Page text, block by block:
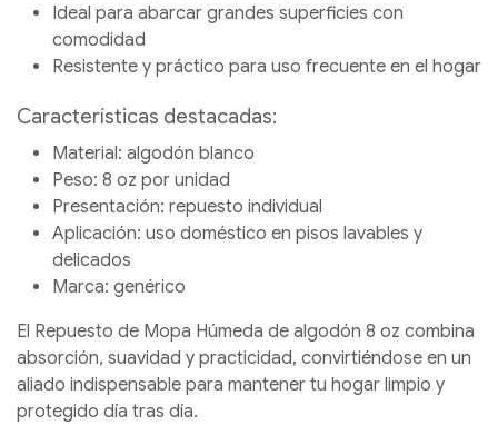
Ideal para abarcar grandes superficies con
comodidad
Resistente y práctico para uso frecuente en el hogar
Características destacadas:
Material: algodón blanco
Peso: 8 oz por unidad
Presentación: repuesto individual
Aplicación: uso doméstico en pisos lavables y
delicados
Marca: genérico
El Repuesto de Mopa Húmeda de algodón 8 oz combina
absorción, suavidad y practicidad, convirtiéndose en un
aliado indispensable para mantener tu hogar limpio y
protegido día tras día.